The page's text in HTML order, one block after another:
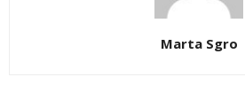
Marta Sgro